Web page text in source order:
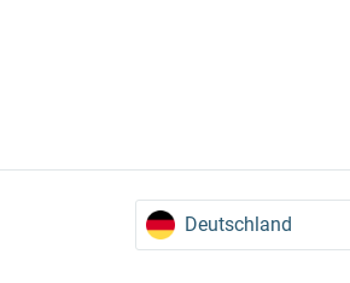
Deutschland